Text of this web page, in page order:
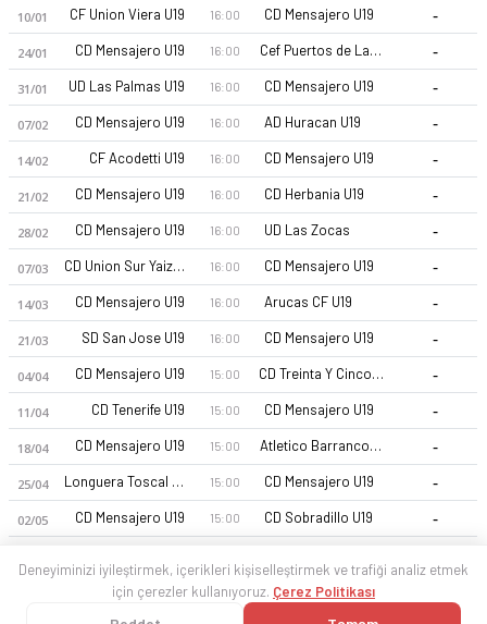
CD Mensajero U19 26-27 sezonu | U19 Division de Honor
10/01 CF Union Viera U19 16:00 CD Mensajero U19 -
24/01 CD Mensajero U19 16:00 Cef Puertos de Las Palmas U19 -
31/01 UD Las Palmas U19 16:00 CD Mensajero U19 -
07/02 CD Mensajero U19 16:00 AD Huracan U19 -
14/02 CF Acodetti U19 16:00 CD Mensajero U19 -
21/02 CD Mensajero U19 16:00 CD Herbania U19 -
28/02 CD Mensajero U19 16:00 UD Las Zocas -
07/03 CD Union Sur Yaiza U19 16:00 CD Mensajero U19 -
14/03 CD Mensajero U19 16:00 Arucas CF U19 -
21/03 SD San Jose U19 16:00 CD Mensajero U19 -
04/04 CD Mensajero U19 15:00 CD Treinta Y Cinco Mil Seiscientos U19 -
11/04 CD Tenerife U19 15:00 CD Mensajero U19 -
18/04 CD Mensajero U19 15:00 Atletico Barranco Hondo U19 -
25/04 Longuera Toscal U19 15:00 CD Mensajero U19 -
02/05 CD Mensajero U19 15:00 CD Sobradillo U19 -
Deneyiminizi iyileştirmek, içerikleri kişiselleştirmek ve trafiği analiz etmek
için çerezler kullanıyoruz. Çerez Politikası